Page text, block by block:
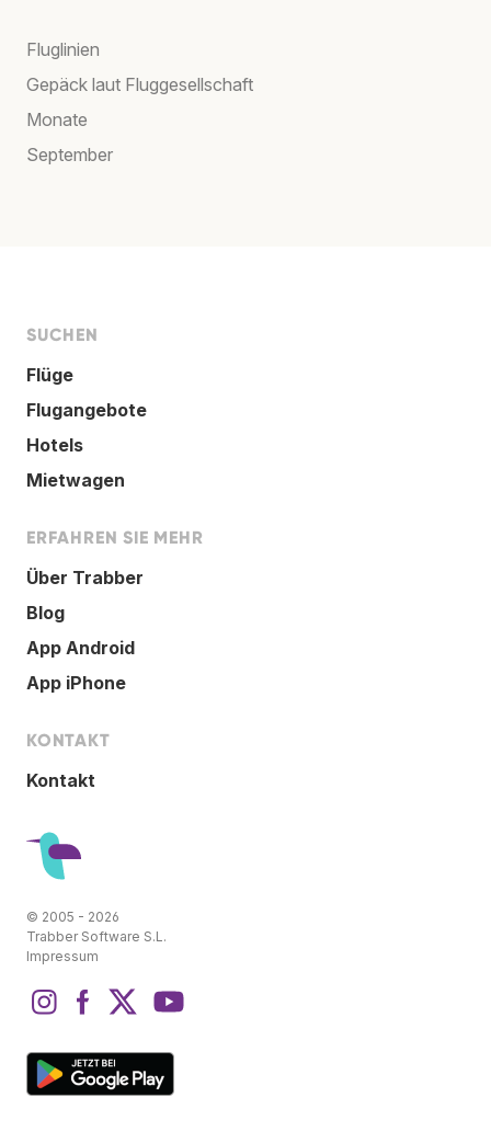
Fluglinien
Gepäck laut Fluggesellschaft
Monate
September
SUCHEN
Flüge
Flugangebote
Hotels
Mietwagen
ERFAHREN SIE MEHR
Über Trabber
Blog
App Android
App iPhone
KONTAKT
Kontakt
© 2005 - 2026
Trabber Software S.L.
Impressum